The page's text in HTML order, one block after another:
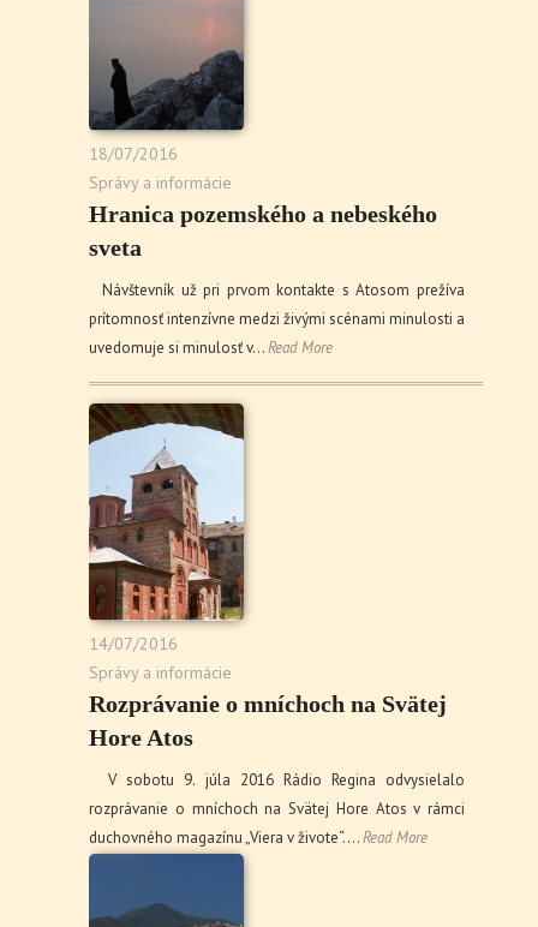
18/07/2016
Správy a informácie
Hranica pozemského a nebeského
sveta
Návštevník už pri prvom kontakte s Atosom prežíva
prítomnosť intenzívne medzi živými scénami minulosti a
uvedomuje si minulosť v…Read More
14/07/2016
Správy a informácie
Rozprávanie o mníchoch na Svätej
Hore Atos
V sobotu 9. júla 2016 Rádio Regina odvysielalo
rozprávanie o mníchoch na Svätej Hore Atos v rámci
duchovného magazínu „Viera v živote“.…Read More